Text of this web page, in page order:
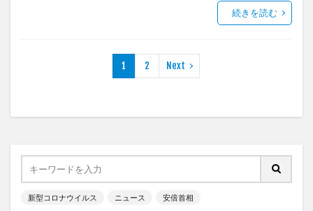
続きを読む
1 2 Next
新型コロナウイルス ニュース 安倍首相